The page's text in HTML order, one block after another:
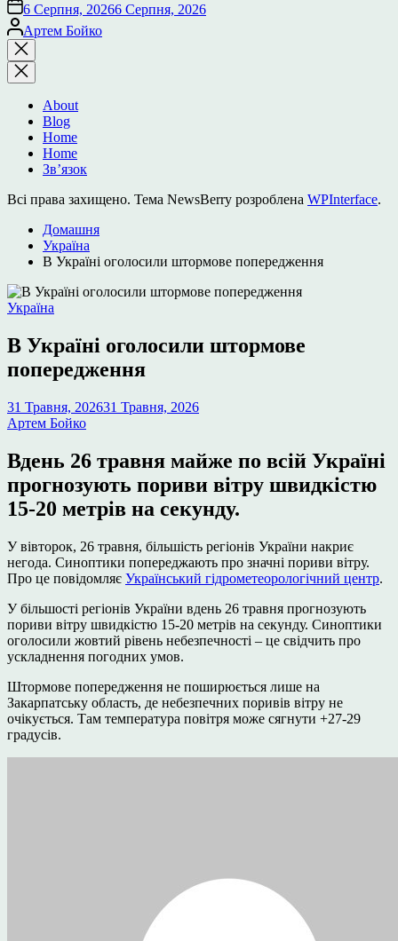
6 Серпня, 20266 Серпня, 2026
Опубліковано
Артем Бойко
Закрити
пошук
About
Blog
Home
Home
Зв’язок
Всі права захищено. Тема NewsBerry розроблена WPInterface.
Домашня
Україна
В Україні оголосили штормове попередження
Опублікувати
Україна
В Україні оголосили штормове
попередження
31 Травня, 202631 Травня, 2026
Артем Бойко
Вдень 26 травня майже по всій Україні
прогнозують пориви вітру швидкістю
15-20 метрів на секунду.
У вівторок, 26 травня, більшість регіонів України накриє
негода. Синоптики попереджають про значні пориви вітру.
Про це повідомляє Український гідрометеорологічний центр.
У більшості регіонів України вдень 26 травня прогнозують
пориви вітру швидкістю 15-20 метрів на секунду. Синоптики
оголосили жовтий рівень небезпечності – це свідчить про
ускладнення погодних умов.
Штормове попередження не поширюється лише на
Закарпатську область, де небезпечних поривів вітру не
очікується. Там температура повітря може сягнути +27-29
градусів.